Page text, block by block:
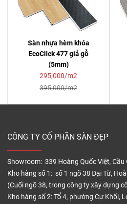
Sàn nhựa hèm khóa
EcoClick 477 giả gỗ
(5mm)
295,000/m2
395,000/m2
CÔNG TY CỔ PHẦN SÀN ĐẸP
Showroom: 339 Hoàng Quốc Việt, Cầu
Kho hàng số 1: số 1 ngõ 38 Đại Từ,
(Cuối ngõ 38, trong công ty xây dựng
Kho hàng số 2: Tổ 4, phường Cự Khối,